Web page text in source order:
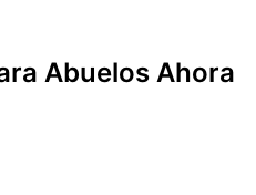
Abuelos Ahora